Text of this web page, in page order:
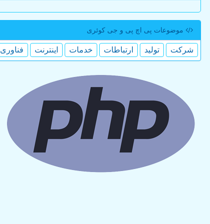
موضوعات پی اچ پی و جی كوئری
شركت تولید ارتباطات خدمات اینترنت فناوری